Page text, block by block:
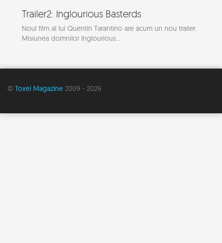
Trailer2: Inglourious Basterds
Noul film al lui Quentin Tarantino are acum un nou trailer.
Misiunea domnilor Inglourious...
© Toxel Magazine 2009 - 2026